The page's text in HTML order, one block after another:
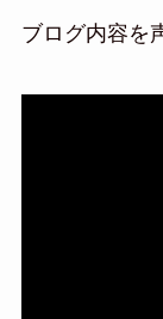
ブログ内容を